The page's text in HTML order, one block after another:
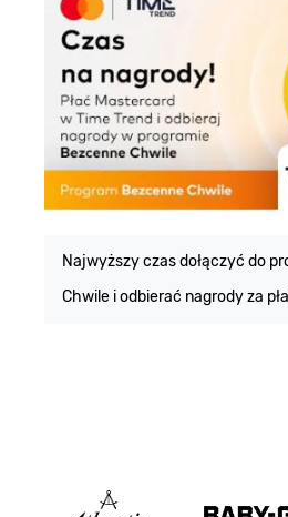
Najwyższy czas dołączyć do
Chwile i odbierać nagrody za